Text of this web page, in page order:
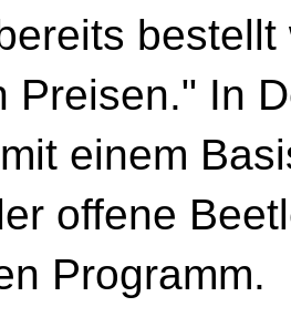
Preisen." In
einem
offene
Programm.